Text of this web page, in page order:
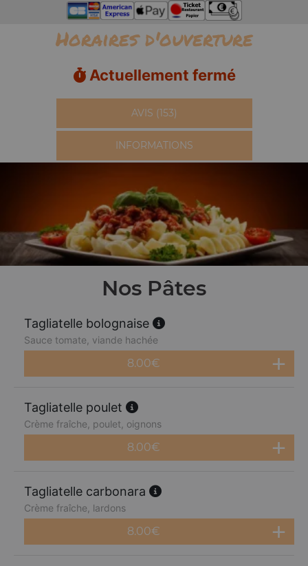
Horaires d'ouverture
Actuellement fermé
AVIS (153)
INFORMATIONS
Nos Pâtes
Tagliatelle bolognaise
Sauce tomate, viande hachée
8.00€
Tagliatelle poulet
Crème fraîche, poulet, oignons
8.00€
Tagliatelle carbonara
Crème fraîche, lardons
8.00€